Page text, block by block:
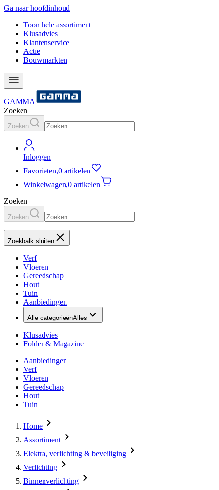
Ga naar hoofdinhoud
Toon hele assortiment
Klusadvies
Klantenservice
Actie
Bouwmarkten
GAMMA
Zoeken
Zoeken
Inloggen
Favorieten,0 artikelen
Winkelwagen,0 artikelen
Zoeken
Zoeken
Zoekbalk sluiten
Verf
Vloeren
Gereedschap
Hout
Tuin
Aanbiedingen
Alle categorieënAlles
Klusadvies
Folder & Magazine
Aanbiedingen
Verf
Vloeren
Gereedschap
Hout
Tuin
Home
Assortiment
Elektra, verlichting & beveiliging
Verlichting
Binnenverlichting